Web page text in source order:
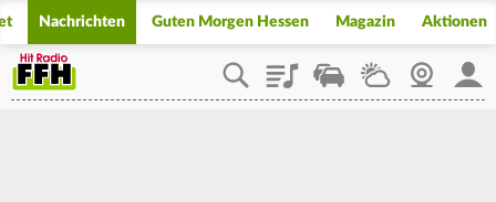
Nachrichten Guten Morgen Hessen Magazin Aktionen
PlaylistStaupilotWetterWebcam